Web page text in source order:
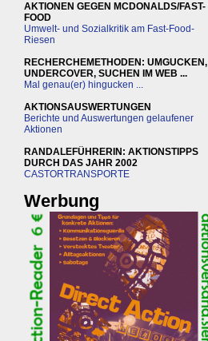
AKTIONEN GEGEN MCDONALDS/FAST-
FOOD
Umwelt- und Sozialkritik am Fast-Food-
Riesen
RECHERCHEMETHODEN: UMGUCKEN,
UNDERCOVER, SUCHEN IM WEB ...
Mal genau(er) hingucken ...
AKTIONSAUSWERTUNGEN
Berichte und Auswertungen gelaufener
Aktionen
RANDALEFÜHRERIN: AKTIONSTIPPS
DURCH DAS JAHR 2002
CASTORTRANSPORTE
Werbung